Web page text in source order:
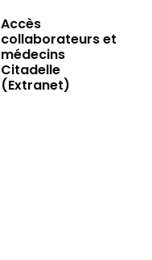
Accès
collaborateurs et
médecins
Citadelle
(Extranet)